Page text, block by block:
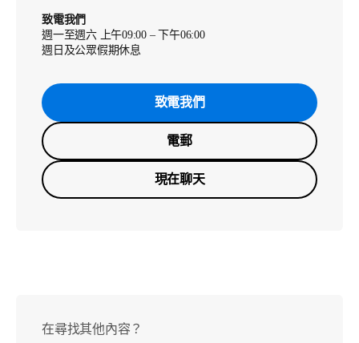
致電我們
週一至週六 上午09:00 – 下午06:00
週日及公眾假期休息
致電我們
電郵
現在聊天
在尋找其他內容？